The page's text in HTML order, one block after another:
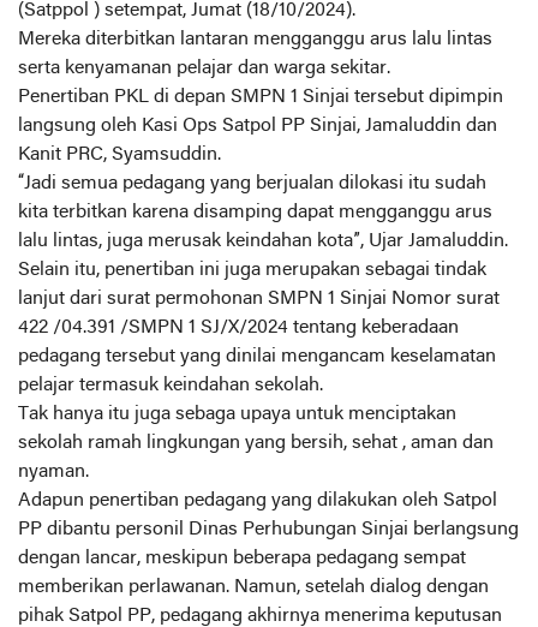
(Satppol ) setempat, Jumat (18/10/2024).
Mereka diterbitkan lantaran mengganggu arus lalu lintas
serta kenyamanan pelajar dan warga sekitar.
Penertiban PKL di depan SMPN 1 Sinjai tersebut dipimpin
langsung oleh Kasi Ops Satpol PP Sinjai, Jamaluddin dan
Kanit PRC, Syamsuddin.
“Jadi semua pedagang yang berjualan dilokasi itu sudah
kita terbitkan karena disamping dapat mengganggu arus
lalu lintas, juga merusak keindahan kota”, Ujar Jamaluddin.
Selain itu, penertiban ini juga merupakan sebagai tindak
lanjut dari surat permohonan SMPN 1 Sinjai Nomor surat
422 /04.391 /SMPN 1 SJ/X/2024 tentang keberadaan
pedagang tersebut yang dinilai mengancam keselamatan
pelajar termasuk keindahan sekolah.
Tak hanya itu juga sebaga upaya untuk menciptakan
sekolah ramah lingkungan yang bersih, sehat , aman dan
nyaman.
Adapun penertiban pedagang yang dilakukan oleh Satpol
PP dibantu personil Dinas Perhubungan Sinjai berlangsung
dengan lancar, meskipun beberapa pedagang sempat
memberikan perlawanan. Namun, setelah dialog dengan
pihak Satpol PP, pedagang akhirnya menerima keputusan